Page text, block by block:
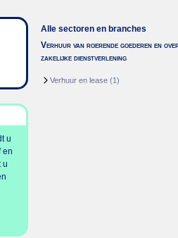
u
en
u
Alle sectoren en branches
Verhuur van roerende goederen en
zakelijke dienstverlening
Verhuur en lease (1)